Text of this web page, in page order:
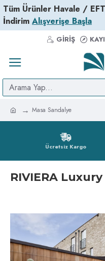
Tüm Ürünler Havale /
İndirim Alışverişe Başla
GIRIŞ
Masa Sandalye
Ücretsiz Kargo
RIVIERA